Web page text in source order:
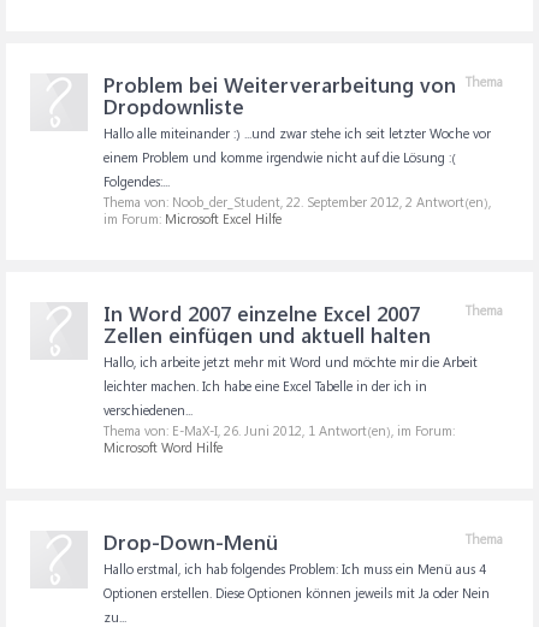
Thema
Problem bei Weiterverarbeitung von
Dropdownliste
Hallo alle miteinander :) ...und zwar stehe ich seit letzter Woche vor
einem Problem und komme irgendwie nicht auf die Lösung :(
Folgendes:...
Thema von: Noob_der_Student, 22. September 2012, 2 Antwort(en),
im Forum: Microsoft Excel Hilfe
Thema
In Word 2007 einzelne Excel 2007
Zellen einfügen und aktuell halten
Hallo, ich arbeite jetzt mehr mit Word und möchte mir die Arbeit
leichter machen. Ich habe eine Excel Tabelle in der ich in
verschiedenen...
Thema von: E-MaX-I, 26. Juni 2012, 1 Antwort(en), im Forum:
Microsoft Word Hilfe
Thema
Drop-Down-Menü
Hallo erstmal, ich hab folgendes Problem: Ich muss ein Menü aus 4
Optionen erstellen. Diese Optionen können jeweils mit Ja oder Nein
zu...